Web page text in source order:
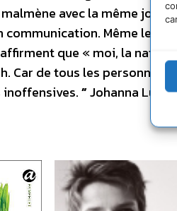
avec la même joie
Même les
que « moi, la
Car de tous les
”Johanna